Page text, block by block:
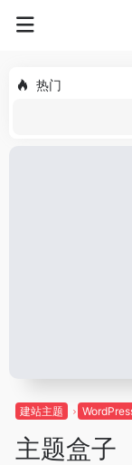
热门
建站主题
主题盒子